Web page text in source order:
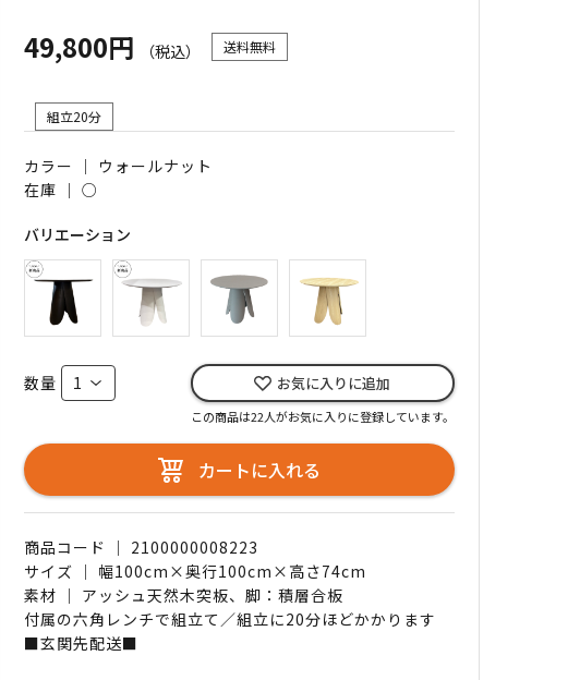
49,800円
（税込） 送料無料
組立20分
カラー ｜ ウォールナット
在庫 ｜○
バリエーション
数量 お気に入りに追加
この商品は22人がお気に入りに登録しています。
カートに入れる
商品コード ｜ 2100000008223
サイズ ｜ 幅100cm×奥行100cm×高さ74cm
素材 ｜ アッシュ天然木突板、脚：積層合板
付属の六角レンチで組立て／組立に20分ほどかかります
■玄関先配送■